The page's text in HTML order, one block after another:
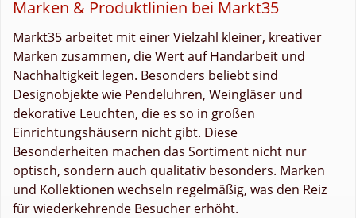
Marken & Produktlinien bei Markt35
Markt35 arbeitet mit einer Vielzahl kleiner, kreativer
Marken zusammen, die Wert auf Handarbeit und
Nachhaltigkeit legen. Besonders beliebt sind
Designobjekte wie Pendeluhren, Weingläser und
dekorative Leuchten, die es so in großen
Einrichtungshäusern nicht gibt. Diese
Besonderheiten machen das Sortiment nicht nur
optisch, sondern auch qualitativ besonders. Marken
und Kollektionen wechseln regelmäßig, was den Reiz
für wiederkehrende Besucher erhöht.